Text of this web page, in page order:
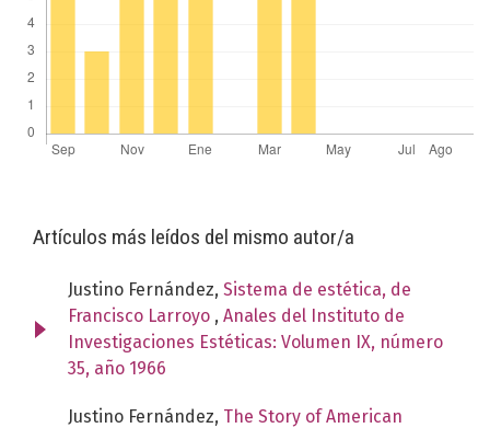
Artículos más leídos del mismo autor/a
Justino Fernández, Sistema de estética, de
Francisco Larroyo , Anales del Instituto de
Investigaciones Estéticas: Volumen IX, número
35, año 1966
Justino Fernández, The Story of American